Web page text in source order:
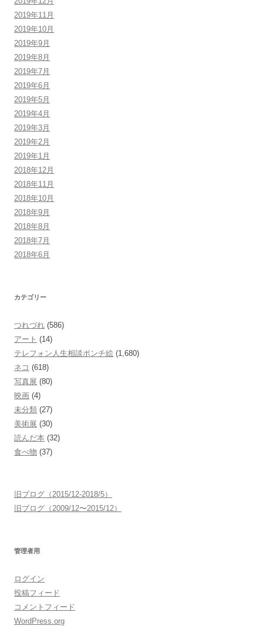
2019年11月
2019年10月
2019年9月
2019年8月
2019年7月
2019年6月
2019年5月
2019年4月
2019年3月
2019年2月
2019年1月
2018年12月
2018年11月
2018年10月
2018年9月
2018年8月
2018年7月
2018年6月
カテゴリー
つれづれ (586)
アート (14)
テレフォン人生相談ポンチ絵 (1,680)
ネコ (618)
写真展 (80)
映画 (4)
未分類 (27)
美術展 (30)
読んだ本 (32)
食べ物 (37)
旧ブログ（2015/12-2018/5）
旧ブログ（2009/12〜2015/12）
管理者用
ログイン
投稿フィード
コメントフィード
WordPress.org